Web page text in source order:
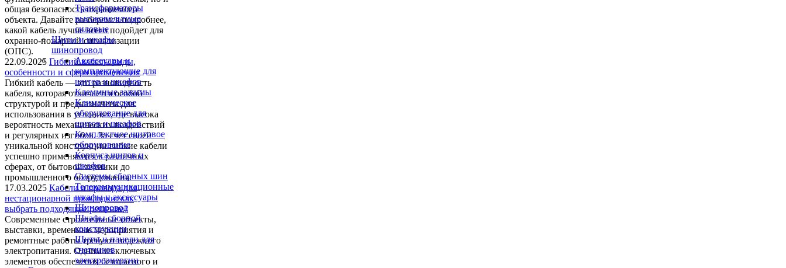
Трансформаторы
высоковольтные
силовые
Щиты и шкафы,
шинопровод
Аксессуары и
комплектующие для
щитов и шкафов
Клеммные зажимы
Климатическое
оборудование для
щитов и шкафов
Комплектное щитовое
оборудование
Корпуса щитов и
шкафов
Системы сборных шин
Телекоммуникационные
шкафы и аксессуары
Шинопровод
Шкафы сборной
конструкции
Щиты и панели для
счетчиков
электроэнергии
общая безопасность охраняемого
объекта. Давайте разберемся подробнее,
какой кабель лучше всего подойдет для
охранно-пожарной сигнализации
(ОПС).
22.09.2025 Гибкий кабель: виды,
особенности и сфера применения
Гибкий кабель — это разновидность
кабеля, которая отличается особой
структурой и предназначена для
использования в условиях, где высока
вероятность механических воздействий
и регулярных изгибов. За счет своей
уникальной конструкции гибкие кабели
успешно применяются в различных
сферах, от бытовой техники до
промышленного оборудования.
17.03.2025 Кабели и провода для
нестационарной прокладки: как
выбрать подходящее решение?
Современные строительные объекты,
выставки, временные мероприятия и
ремонтные работы требуют надежного
электропитания. Одним из ключевых
элементов обеспечения безопасного и